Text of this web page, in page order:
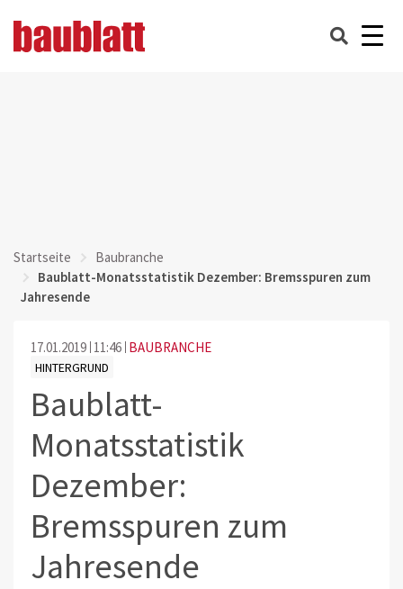
Startseite
Baubranche
Baublatt-Monatsstatistik Dezember: Bremsspuren zum
Jahresende
17.01.2019 11:46 BAUBRANCHE
HINTERGRUND
Baublatt-
Monatsstatistik
Dezember:
Bremsspuren zum
Jahresende